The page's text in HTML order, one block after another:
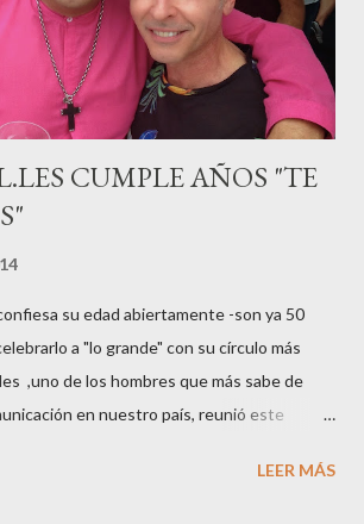
los modelos que ha sido padre este año ha
Flores , el top que desfiló en las mejores
CUMPLE AÑOS "TE
su edad abiertamente -son ya 50
a "lo grande" con su círculo más
,uno de los hombres que más sabe de
en nuestro país, reunió este
que a lo largo de su vida profesional han
LEER MÁS